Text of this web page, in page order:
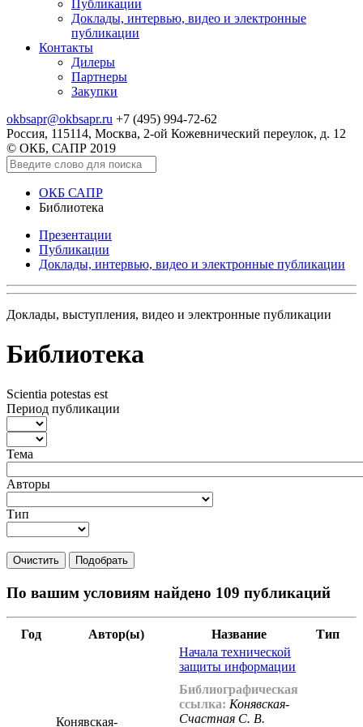
Публикации
Доклады, интервью, видео и электронные
публикации
Контакты
Дилеры
Партнеры
Закупки
okbsapr@okbsapr.ru +7 (495) 994-72-62
Россия, 115114, Москва, 2-ой Кожевнический переулок, д. 12
© ОКБ, САПР 2019
ОКБ САПР
Библиотека
Презентации
Публикации
Доклады, интервью, видео и электронные публикации
Доклады, выступления, видео и электронные публикации
Библиотека
Scientia potestas est
Период публикации
Тема
Авторы
Тип
Очистить Подобрать
По вашим условиям найдено 109 публикаций
Год Автор(ы) Название Тип
Конявская-
Начала технической
защиты информации
Библиографическая
ссылка: Конявская-
Счастная С. В.